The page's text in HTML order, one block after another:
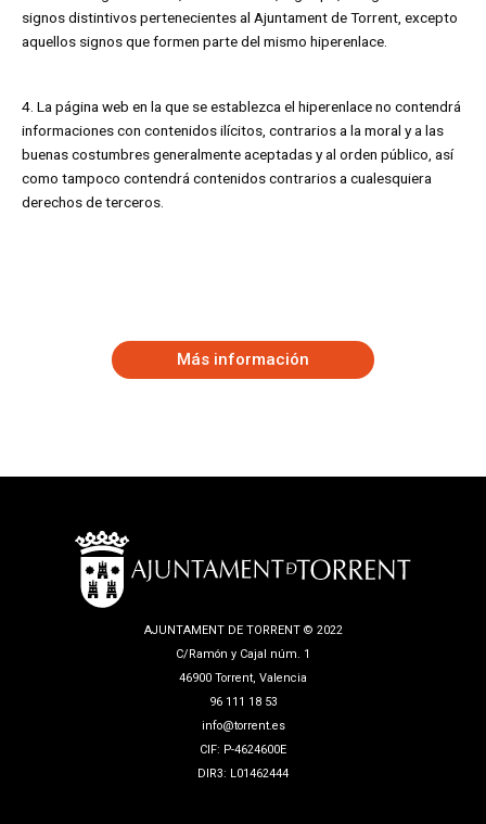
signos distintivos pertenecientes al Ajuntament de Torrent, excepto
aquellos signos que formen parte del mismo hiperenlace.
4. La página web en la que se establezca el hiperenlace no contendrá
informaciones con contenidos ilícitos, contrarios a la moral y a las
buenas costumbres generalmente aceptadas y al orden público, así
como tampoco contendrá contenidos contrarios a cualesquiera
derechos de terceros.
Más información
AJUNTAMENT DE TORRENT © 2022
C/Ramón y Cajal núm. 1
46900 Torrent, Valencia
96 111 18 53
info@torrent.es
CIF: P-4624600E
DIR3: L01462444